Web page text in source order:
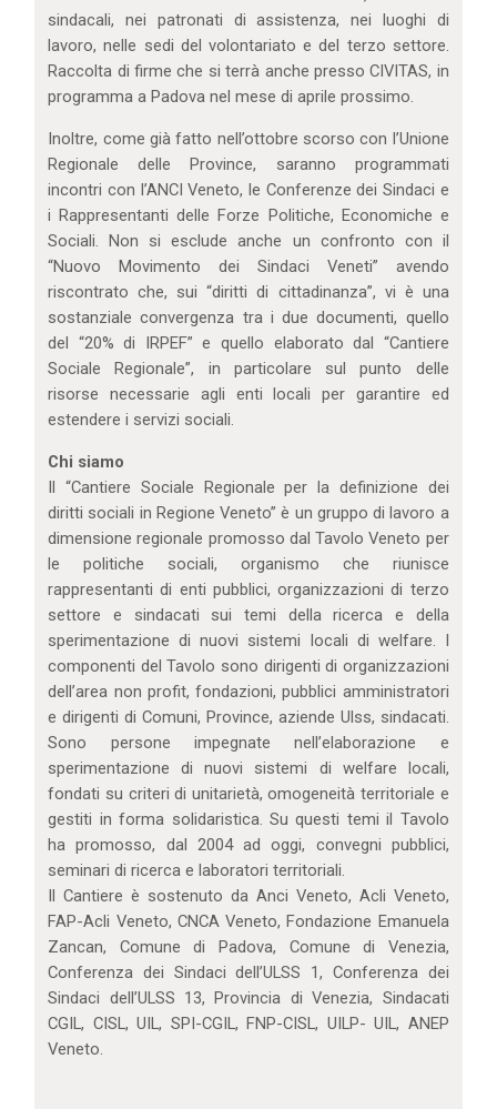
sindacali, nei patronati di assistenza, nei luoghi di
lavoro, nelle sedi del volontariato e del terzo settore.
Raccolta di firme che si terrà anche presso CIVITAS, in
programma a Padova nel mese di aprile prossimo.
Inoltre, come già fatto nell’ottobre scorso con l’Unione
Regionale delle Province, saranno programmati
incontri con l’ANCI Veneto, le Conferenze dei Sindaci e
i Rappresentanti delle Forze Politiche, Economiche e
Sociali. Non si esclude anche un confronto con il
“Nuovo Movimento dei Sindaci Veneti” avendo
riscontrato che, sui “diritti di cittadinanza”, vi è una
sostanziale convergenza tra i due documenti, quello
del “20% di IRPEF” e quello elaborato dal “Cantiere
Sociale Regionale”, in particolare sul punto delle
risorse necessarie agli enti locali per garantire ed
estendere i servizi sociali.
Chi siamo
Il “Cantiere Sociale Regionale per la definizione dei
diritti sociali in Regione Veneto” è un gruppo di lavoro a
dimensione regionale promosso dal Tavolo Veneto per
le politiche sociali, organismo che riunisce
rappresentanti di enti pubblici, organizzazioni di terzo
settore e sindacati sui temi della ricerca e della
sperimentazione di nuovi sistemi locali di welfare. I
componenti del Tavolo sono dirigenti di organizzazioni
dell’area non profit, fondazioni, pubblici amministratori
e dirigenti di Comuni, Province, aziende Ulss, sindacati.
Sono persone impegnate nell’elaborazione e
sperimentazione di nuovi sistemi di welfare locali,
fondati su criteri di unitarietà, omogeneità territoriale e
gestiti in forma solidaristica. Su questi temi il Tavolo
ha promosso, dal 2004 ad oggi, convegni pubblici,
seminari di ricerca e laboratori territoriali.
Il Cantiere è sostenuto da Anci Veneto, Acli Veneto,
FAP-Acli Veneto, CNCA Veneto, Fondazione Emanuela
Zancan, Comune di Padova, Comune di Venezia,
Conferenza dei Sindaci dell’ULSS 1, Conferenza dei
Sindaci dell’ULSS 13, Provincia di Venezia, Sindacati
CGIL, CISL, UIL, SPI-CGIL, FNP-CISL, UILP- UIL, ANEP
Veneto.